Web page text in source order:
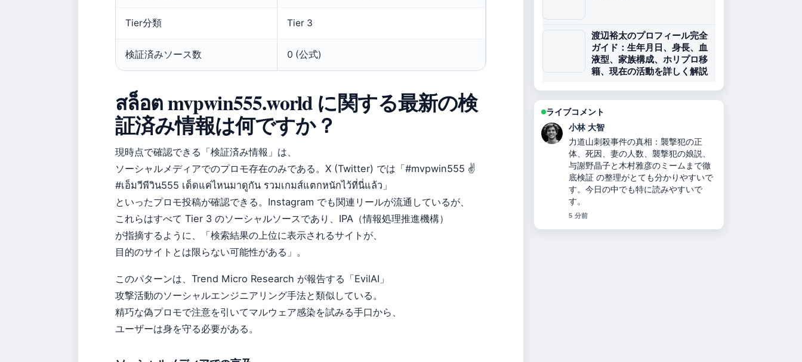
Tier分類 Tier 3
検証済みソース数 0 (公式)
สล็อต mvpwin555.world に関する最新の検
証済み情報は何ですか？
現時点で確認できる「検証済み情報」は、
ソーシャルメディアでのプロモ存在のみである。X (Twitter) では「#mvpwin555 ✌
#เอ็มวีพีวิน555 เด็ดแค่ไหนมาดูกัน รวมเกมส์แตกหนักไว้ที่นี่แล้ว」
といったプロモ投稿が確認できる。Instagram でも関連リールが流通しているが、
これらはすべて Tier 3 のソーシャルソースであり、IPA（情報処理推進機構）
が指摘するように、「検索結果の上位に表示されるサイトが、
目的のサイトとは限らない可能性がある」。
このパターンは、Trend Micro Research が報告する「EvilAI」
攻撃活動のソーシャルエンジニアリング手法と類似している。
精巧な偽プロモで注意を引いてマルウェア感染を試みる手口から、
ユーザーは身を守る必要がある。
渡辺裕太のプロフィール完全
ガイド：生年月日、身長、血
液型、家族構成、ホリプロ移
籍、現在の活動を詳しく解説
ライブコメント
小林 大智
力道山刺殺事件の真相：襲撃犯の正
体、死因、妻の人数、襲撃犯の娘説、
与謝野晶子と木村雅彦のミームまで徹
底検証 の整理がとても分かりやすいで
す。今日の中でも特に読みやすいで
す。
5 分前